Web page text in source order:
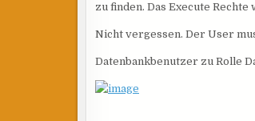
zu finden. Das Execute
Nicht vergessen. Der User
Datenbankbenutzer zu Rolle